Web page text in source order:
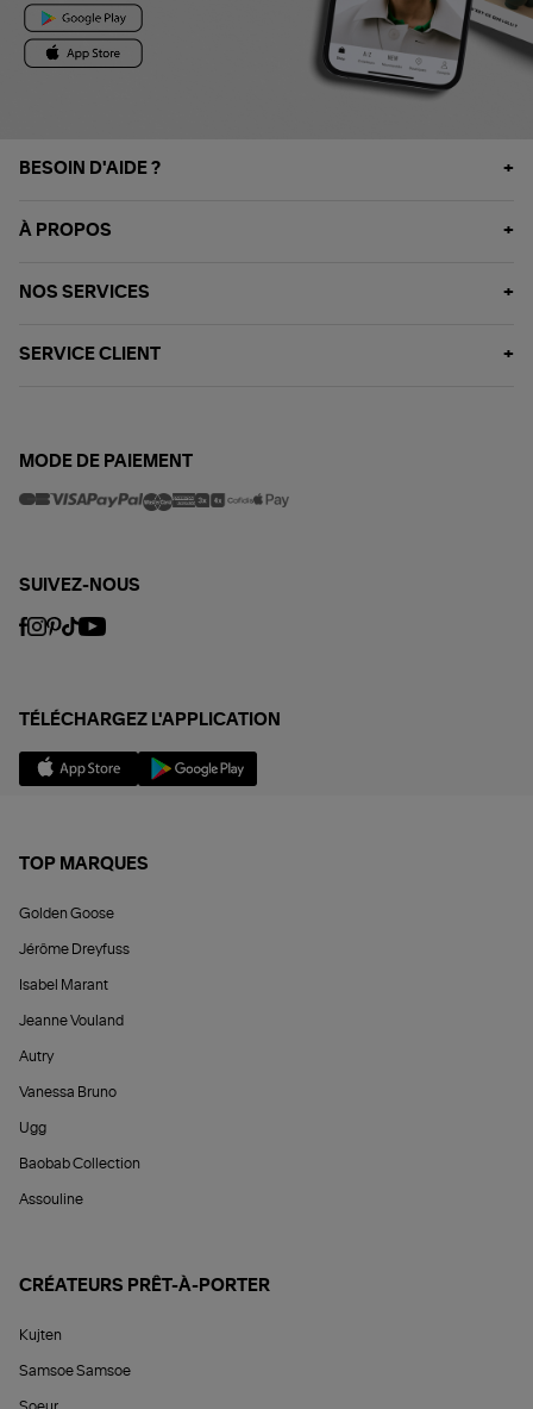
BESOIN D'AIDE ?
À PROPOS
NOS SERVICES
SERVICE CLIENT
MODE DE PAIEMENT
SUIVEZ-NOUS
TÉLÉCHARGEZ L'APPLICATION
TOP MARQUES
Golden Goose
Jérôme Dreyfuss
Isabel Marant
Jeanne Vouland
Autry
Vanessa Bruno
Ugg
Baobab Collection
Assouline
CRÉATEURS PRÊT-À-PORTER
Kujten
Samsoe Samsoe